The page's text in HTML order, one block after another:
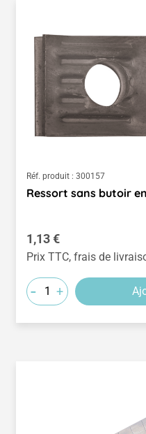
Réf. produit : 300157
Ressort sans butoir
Prix régulier :
1,13 €
Prix TTC, frais de
- +